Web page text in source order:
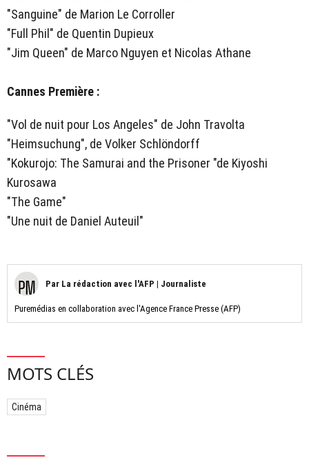
"Sanguine" de Marion Le Corroller
"Full Phil" de Quentin Dupieux
"Jim Queen" de Marco Nguyen et Nicolas Athane
Cannes Première :
"Vol de nuit pour Los Angeles" de John Travolta
"Heimsuchung", de Volker Schlöndorff
"Kokurojo: The Samurai and the Prisoner "de Kiyoshi
Kurosawa
"The Game"
"Une nuit de Daniel Auteuil"
Par La rédaction avec l'AFP | Journaliste
Puremédias en collaboration avec l'Agence France Presse (AFP)
MOTS CLÉS
Cinéma